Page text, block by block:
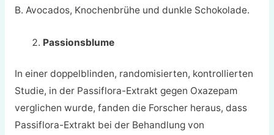
B. Avocados, Knochenbrühe und dunkle Schokolade.
Passionsblume
In einer doppelblinden, randomisierten, kontrollierten
Studie, in der Passiflora-Extrakt gegen Oxazepam
verglichen wurde, fanden die Forscher heraus, dass
Passiflora-Extrakt bei der Behandlung von